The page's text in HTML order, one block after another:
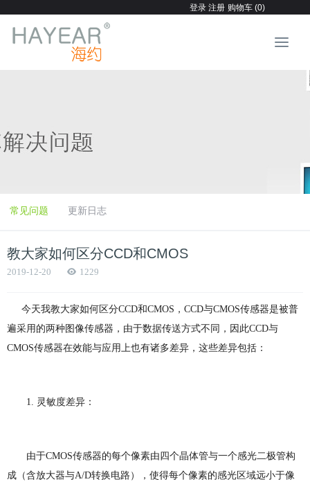
登录 注册 购物车 (0)
常见问题 更新日志
教大家如何区分CCD和CMOS
2019-12-20 1229
今天我教大家如何区分CCD和CMOS，CCD与CMOS传感器是被普
遍采用的两种图像传感器， 由于数据传送方式不同，因此CCD与
CMOS传感器在效能与应用上也有诸多差异，这些差异包括：
1. 灵敏度差异：
由于CMOS传感器的每个像素由四个晶体管与一个感光二极管构
成（含放大器与A/D转换电路），使得每个像素的感光区域远小于像